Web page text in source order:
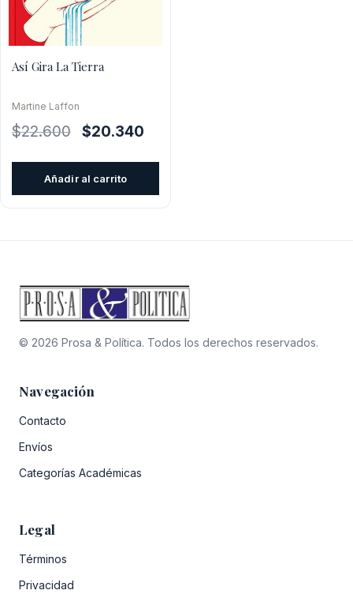
Así Gira La Tierra
Martine Laffon
$22.600
El
$20.340
Añadir al carrito
© 2026 Prosa & Política. Todos los derechos reservados.
Navegación
Contacto
Envíos
Categorías Académicas
Legal
Términos
Privacidad